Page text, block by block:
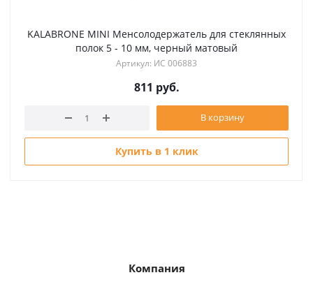
KALABRONE MINI Менсолодержатель для стеклянных
полок 5 - 10 мм, черный матовый
Артикул: ИС 006883
811 руб.
В корзину
Купить в 1 клик
Компания